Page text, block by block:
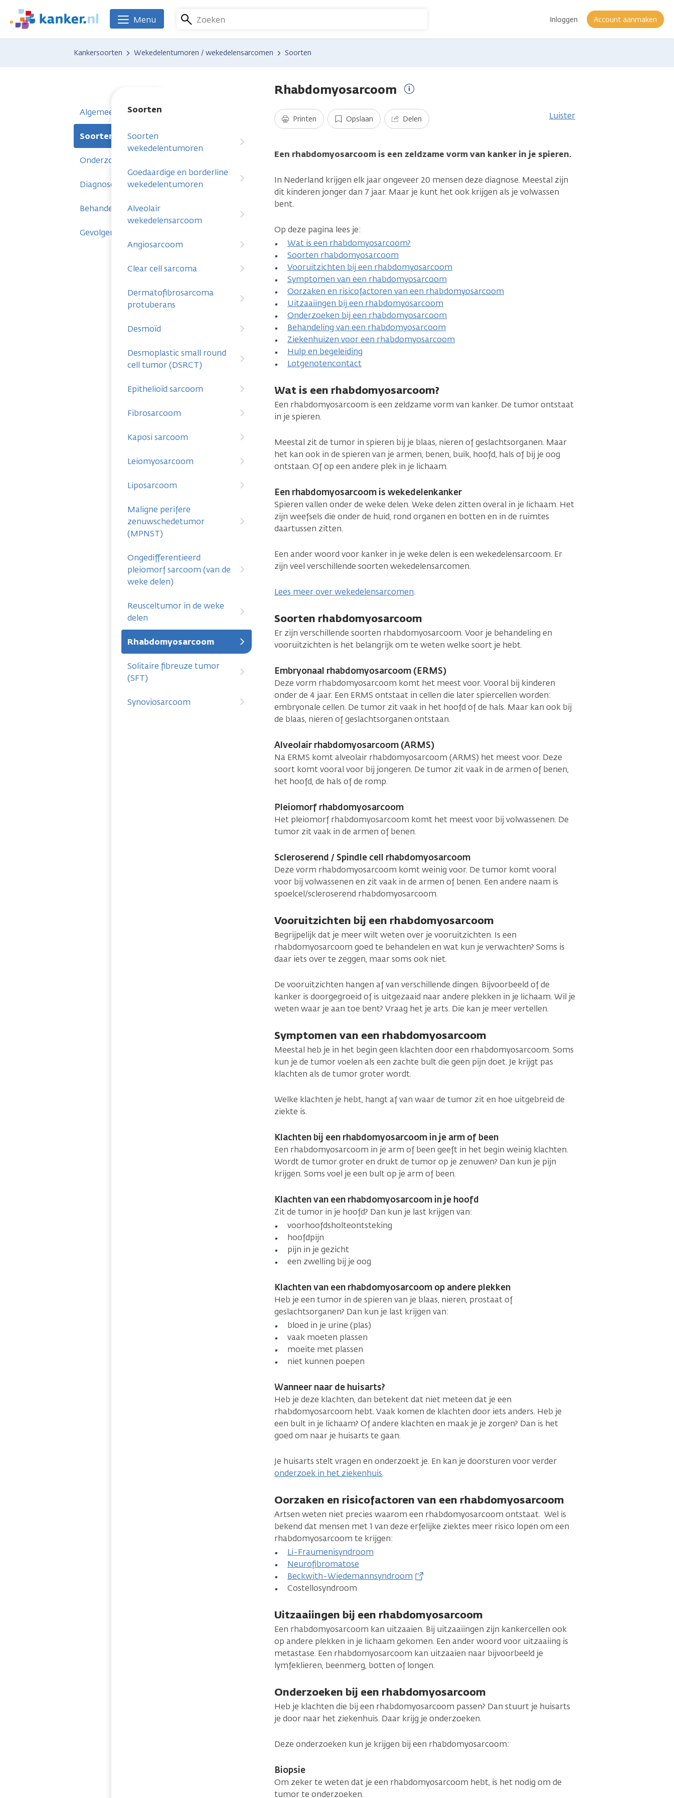
naar
We
zijn
Zoeken Inloggen Account aanmaken
Menu
Kankersoorten Wekedelentumoren / wekedelensarcomen Soorten
Algemeen
Soorten
Soorten
Soorten
wekedelentumoren
Goedaardige en borderline
wekedelentumoren
Alveolair
wekedelensarcoom
Angiosarcoom
Clear cell sarcoma
Dermatofibrosarcoma
protuberans
Desmoïd
Desmoplastic small round
cell tumor (DSRCT)
Epithelioïd sarcoom
Fibrosarcoom
Kaposi sarcoom
Leiomyosarcoom
Liposarcoom
Maligne perifere
zenuwschedetumor
(MPNST)
Ongedifferentieerd
pleiomorf sarcoom (van de
weke delen)
Reusceltumor in de weke
delen
Rhabdomyosarcoom
Solitaire fibreuze tumor
(SFT)
Synoviosarcoom
Onderzoeken
Diagnose
Behandelingen
Gevolgen
Rhabdomyosarcoom
informatie
Printen Opslaan Delen Luister
Een rhabdomyosarcoom is een zeldzame vorm van kanker in je spieren.
In Nederland krijgen elk jaar ongeveer 20 mensen deze diagnose. Meestal zijn
dit kinderen jonger dan 7 jaar. Maar je kunt het ook krijgen als je volwassen
bent.
Op deze pagina lees je:
Wat is een rhabdomyosarcoom?
Soorten rhabdomyosarcoom
Vooruitzichten bij een rhabdomyosarcoom
Symptomen van een rhabdomyosarcoom
Oorzaken en risicofactoren van een rhabdomyosarcoom
Uitzaaiingen bij een rhabdomyosarcoom
Onderzoeken bij een rhabdomyosarcoom
Behandeling van een rhabdomyosarcoom
Ziekenhuizen voor een rhabdomyosarcoom
Hulp en begeleiding
Lotgenotencontact
Wat is een rhabdomyosarcoom?
Een rhabdomyosarcoom is een zeldzame vorm van kanker. De tumor ontstaat
in je spieren.
Meestal zit de tumor in spieren bij je blaas, nieren of geslachtsorganen. Maar
het kan ook in de spieren van je armen, benen, buik, hoofd, hals of bij je oog
ontstaan. Of op een andere plek in je lichaam.
Een rhabdomyosarcoom is wekedelenkanker
Spieren vallen onder de weke delen. Weke delen zitten overal in je lichaam. Het
zijn weefsels die onder de huid, rond organen en botten en in de ruimtes
daartussen zitten.
Een ander woord voor kanker in je weke delen is een wekedelensarcoom. Er
zijn veel verschillende soorten wekedelensarcomen.
Lees meer over wekedelensarcomen.
Soorten rhabdomyosarcoom
Er zijn verschillende soorten rhabdomyosarcoom. Voor je behandeling en
vooruitzichten is het belangrijk om te weten welke soort je hebt.
Embryonaal rhabdomyosarcoom (ERMS)
Deze vorm rhabdomyosarcoom komt het meest voor. Vooral bij kinderen
onder de 4 jaar. Een ERMS ontstaat in cellen die later spiercellen worden:
embryonale cellen. De tumor zit vaak in het hoofd of de hals. Maar kan ook bij
de blaas, nieren of geslachtsorganen ontstaan.
Alveolair rhabdomyosarcoom (ARMS)
Na ERMS komt alveolair rhabdomyosarcoom (ARMS) het meest voor. Deze
soort komt vooral voor bij jongeren. De tumor zit vaak in de armen of benen,
het hoofd, de hals of de romp.
Pleiomorf rhabdomyosarcoom
Het pleiomorf rhabdomyosarcoom komt het meest voor bij volwassenen. De
tumor zit vaak in de armen of benen.
Scleroserend / Spindle cell rhabdomyosarcoom
Deze vorm rhabdomyosarcoom komt weinig voor. De tumor komt vooral
voor bij volwassenen en zit vaak in de armen of benen. Een andere naam is
spoelcel/scleroserend rhabdomyosarcoom.
Vooruitzichten bij een rhabdomyosarcoom
Begrijpelijk dat je meer wilt weten over je vooruitzichten. Is een
rhabdomyosarcoom goed te behandelen en wat kun je verwachten? Soms is
daar iets over te zeggen, maar soms ook niet.
De vooruitzichten hangen af van verschillende dingen. Bijvoorbeeld of de
kanker is doorgegroeid of is uitgezaaid naar andere plekken in je lichaam. Wil je
weten waar je aan toe bent? Vraag het je arts. Die kan je meer vertellen.
Symptomen van een rhabdomyosarcoom
Meestal heb je in het begin geen klachten door een rhabdomyosarcoom. Soms
kun je de tumor voelen als een zachte bult die geen pijn doet. Je krijgt pas
klachten als de tumor groter wordt.
Welke klachten je hebt, hangt af van waar de tumor zit en hoe uitgebreid de
ziekte is.
Klachten bij een rhabdomyosarcoom in je arm of been
Een rhabdomyosarcoom in je arm of been geeft in het begin weinig klachten.
Wordt de tumor groter en drukt de tumor op je zenuwen? Dan kun je pijn
krijgen. Soms voel je een bult op je arm of been.
Klachten van een rhabdomyosarcoom in je hoofd
Zit de tumor in je hoofd? Dan kun je last krijgen van:
voorhoofdsholteontsteking
hoofdpijn
pijn in je gezicht
een zwelling bij je oog
Klachten van een rhabdomyosarcoom op andere plekken
Heb je een tumor in de spieren van je blaas, nieren, prostaat of
geslachtsorganen? Dan kun je last krijgen van:
bloed in je urine (plas)
vaak moeten plassen
moeite met plassen
niet kunnen poepen
Wanneer naar de huisarts?
Heb je deze klachten, dan betekent dat niet meteen dat je een
rhabdomyosarcoom hebt. Vaak komen de klachten door iets anders. Heb je
een bult in je lichaam? Of andere klachten en maak je je zorgen? Dan is het
goed om naar je huisarts te gaan.
Je huisarts stelt vragen en onderzoekt je. En kan je doorsturen voor verder
onderzoek in het ziekenhuis.
Oorzaken en risicofactoren van een rhabdomyosarcoom
Artsen weten niet precies waarom een rhabdomyosarcoom ontstaat. Wel is
bekend dat mensen met 1 van deze erfelijke ziektes meer risico lopen om een
rhabdomyosarcoom te krijgen:
Li-Fraumenisyndroom
Neurofibromatose
Beckwith-Wiedemannsyndroom
Costellosyndroom
Uitzaaiingen bij een rhabdomyosarcoom
Een rhabdomyosarcoom kan uitzaaien. Bij uitzaaiingen zijn kankercellen ook
op andere plekken in je lichaam gekomen. Een ander woord voor uitzaaiing is
metastase. Een rhabdomyosarcoom kan uitzaaien naar bijvoorbeeld je
lymfeklieren, beenmerg, botten of longen.
Onderzoeken bij een rhabdomyosarcoom
Heb je klachten die bij een rhabdomyosarcoom passen? Dan stuurt je huisarts
je door naar het ziekenhuis. Daar krijg je onderzoeken.
Deze onderzoeken kun je krijgen bij een rhabdomyosarcoom:
Biopsie
Om zeker te weten dat je een rhabdomyosarcoom hebt, is het nodig om de
tumor te onderzoeken.